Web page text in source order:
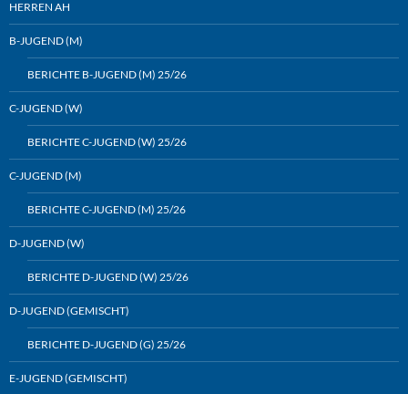
HERREN AH
B-JUGEND (M)
BERICHTE B-JUGEND (M) 25/26
C-JUGEND (W)
BERICHTE C-JUGEND (W) 25/26
C-JUGEND (M)
BERICHTE C-JUGEND (M) 25/26
D-JUGEND (W)
BERICHTE D-JUGEND (W) 25/26
D-JUGEND (GEMISCHT)
BERICHTE D-JUGEND (G) 25/26
E-JUGEND (GEMISCHT)